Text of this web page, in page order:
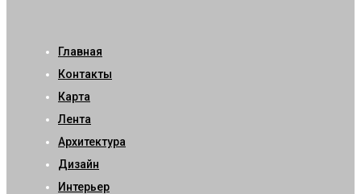
Главная
Контакты
Карта
Лента
Архитектура
Дизайн
Интерьер